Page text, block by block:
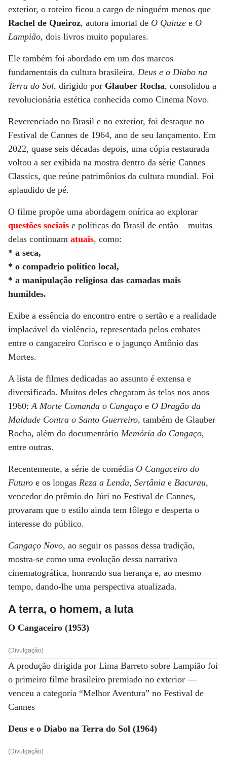
exterior, o roteiro ficou a cargo de ninguém menos que
Rachel de Queiroz, autora imortal de O Quinze e O
Lampião, dois livros muito populares.
Ele também foi abordado em um dos marcos
fundamentais da cultura brasileira. Deus e o Diabo na
Terra do Sol, dirigido por Glauber Rocha, consolidou a
revolucionária estética conhecida como Cinema Novo.
Reverenciado no Brasil e no exterior, foi destaque no
Festival de Cannes de 1964, ano de seu lançamento. Em
2022, quase seis décadas depois, uma cópia restaurada
voltou a ser exibida na mostra dentro da série Cannes
Classics, que reúne patrimônios da cultura mundial. Foi
aplaudido de pé.
O filme propõe uma abordagem onírica ao explorar
questões sociais e políticas do Brasil de então – muitas
delas continuam atuais, como:
* a seca,
* o compadrio político local,
* a manipulação religiosa das camadas mais
humildes.
Exibe a essência do encontro entre o sertão e a realidade
implacável da violência, representada pelos embates
entre o cangaceiro Corisco e o jagunço Antônio das
Mortes.
A lista de filmes dedicadas ao assunto é extensa e
diversificada. Muitos deles chegaram às telas nos anos
1960:A Morte Comanda o Cangaço e O Dragão da
Maldade Contra o Santo Guerreiro, também de Glauber
Rocha, além do documentário Memória do Cangaço,
entre outras.
Recentemente, a série de comédia O Cangaceiro do
Futuro e os longas Reza a Lenda, Sertânia e Bacurau,
vencedor do prêmio do Júri no Festival de Cannes,
provaram que o estilo ainda tem fôlego e desperta o
interesse do público.
Cangaço Novo, ao seguir os passos dessa tradição,
mostra-se como uma evolução dessa narrativa
cinematográfica, honrando sua herança e, ao mesmo
tempo, dando-lhe uma perspectiva atualizada.
A terra, o homem, a luta
O Cangaceiro (1953)
(Divulgação)
A produção dirigida por Lima Barreto sobre Lampião foi
o primeiro filme brasileiro premiado no exterior —
venceu a categoria “Melhor Aventura” no Festival de
Cannes
Deus e o Diabo na Terra do Sol (1964)
(Divulgação)